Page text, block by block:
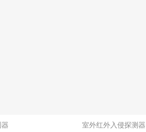
室外红外入侵探测器